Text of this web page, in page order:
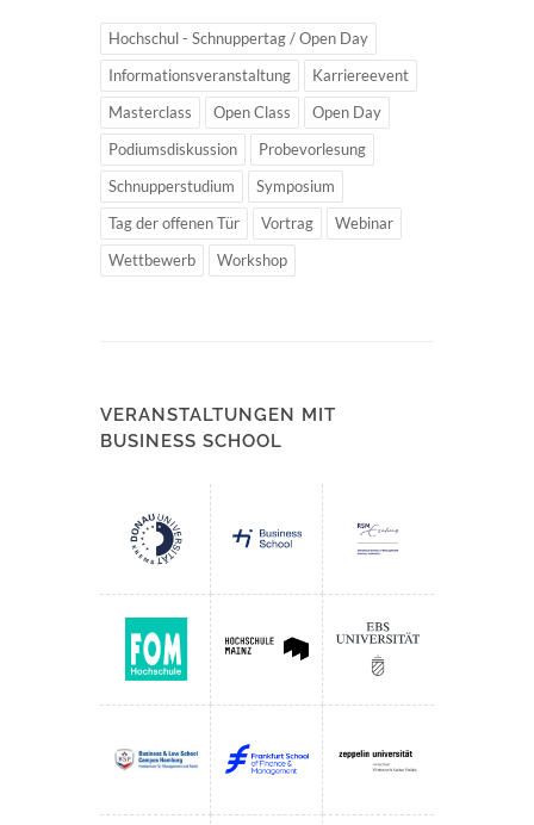
Hochschul - Schnuppertag / Open Day
Informationsveranstaltung
Karriereevent
Masterclass
Open Class
Open Day
Podiumsdiskussion
Probevorlesung
Schnupperstudium
Symposium
Tag der offenen Tür
Vortrag
Webinar
Wettbewerb
Workshop
VERANSTALTUNGEN MIT
BUSINESS SCHOOL